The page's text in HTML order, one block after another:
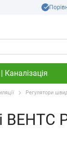
Регулятори
ВЕНТС